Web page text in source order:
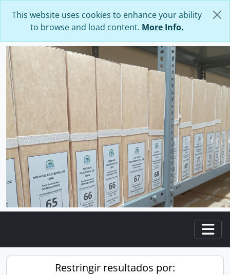
This website uses cookies to enhance your ability
to browse and load content. More Info.
Restringir resultados por: